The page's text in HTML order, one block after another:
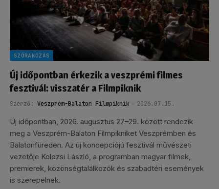
SZÓRAKOZÁS
Új időpontban érkezik a veszprémi filmes
fesztivál: visszatér a Filmpiknik
Szerző: Veszprém-Balaton Filmpiknik 2026.07.15.
Új időpontban, 2026. augusztus 27–29. között rendezik
meg a Veszprém-Balaton Filmpikniket Veszprémben és
Balatonfüreden. Az új koncepciójú fesztivál művészeti
vezetője Kolozsi László, a programban magyar filmek,
premierek, közönségtalálkozók és szabadtéri események
is szerepelnek.